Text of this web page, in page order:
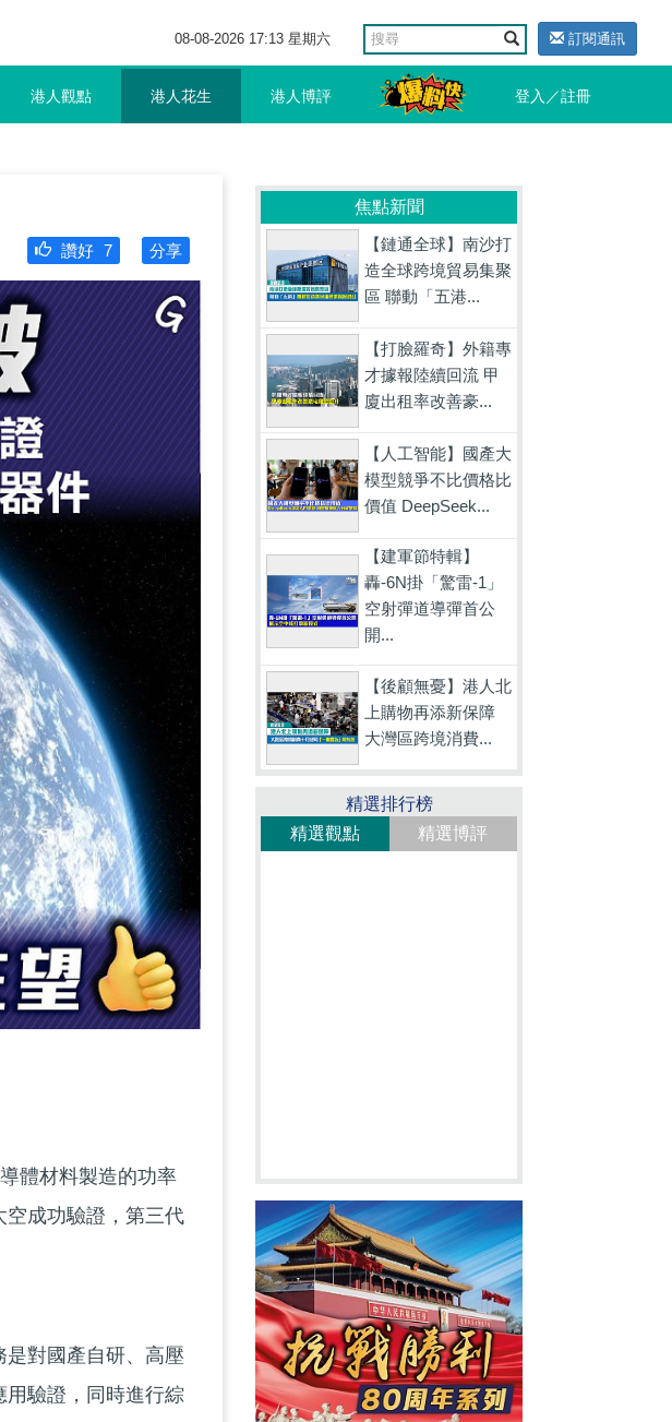
08-08-2026 17:13 星期六 訂閱通訊
港人觀點 港人花生 港人博評 登入／註冊
分享
讚好 7
體材料製造的功率
成功驗證，第三代
對國產自研、高壓
驗證，同時進行綜
焦點新聞
【鏈通全球】南沙打
造全球跨境貿易集聚
區 聯動「五港...
【打臉羅奇】外籍專
才據報陸續回流 甲
廈出租率改善豪...
【人工智能】國產大
模型競爭不比價格比
價值 DeepSeek...
【建軍節特輯】
轟-6N掛「驚雷-1」
空射彈道導彈首公
開...
【後顧無憂】港人北
上購物再添新保障
大灣區跨境消費...
精選排行榜
精選觀點
精選博評